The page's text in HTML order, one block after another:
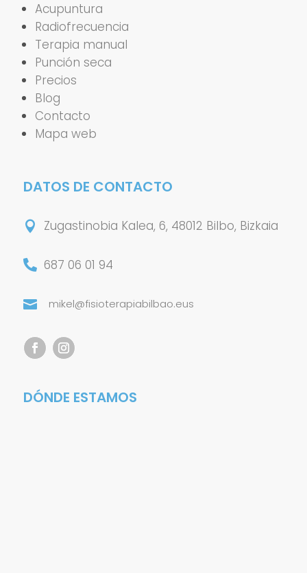
Acupuntura
Radiofrecuencia
Terapia manual
Punción seca
Precios
Blog
Contacto
Mapa web
DATOS DE CONTACTO
 Zugastinobia Kalea, 6, 48012 Bilbo, Bizkaia
 687 06 01 94
 mikel@fisioterapiabilbao.eus
DÓNDE ESTAMOS